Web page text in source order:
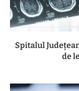
Spitalul
de